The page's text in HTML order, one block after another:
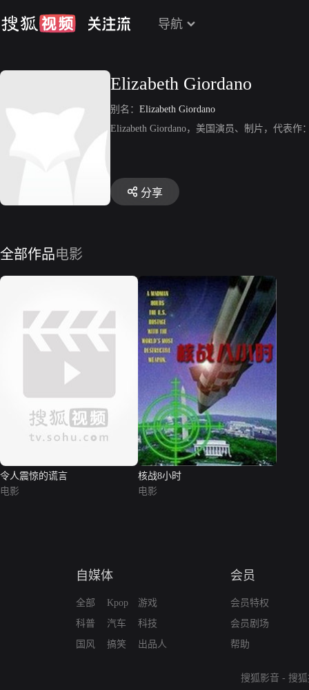
导航
Elizabeth Giordano
别名： Elizabeth Giordano
Elizabeth Giordano，美国演员、制片，代表
分享
全部作品电影
令人震惊的谎言
电影
核战8小时
电影
自媒体
全部
科普
国风
Kpop
汽车
搞笑
游戏
科技
出品人
会员
会员特权
会员剧场
帮助
搜狐影音 - 搜